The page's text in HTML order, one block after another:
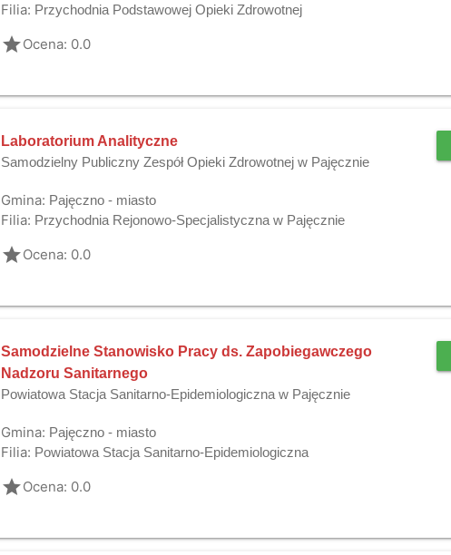
Filia: Przychodnia Podstawowej Opieki Zdrowotnej
gradeOcena: 0.0
Laboratorium Analityczne
Samodzielny Publiczny Zespół Opieki Zdrowotnej w Pajęcznie
Gmina: Pajęczno - miasto
Filia: Przychodnia Rejonowo-Specjalistyczna w Pajęcznie
gradeOcena: 0.0
Samodzielne Stanowisko Pracy ds. Zapobiegawczego
Nadzoru Sanitarnego
Powiatowa Stacja Sanitarno-Epidemiologiczna w Pajęcznie
Gmina: Pajęczno - miasto
Filia: Powiatowa Stacja Sanitarno-Epidemiologiczna
gradeOcena: 0.0